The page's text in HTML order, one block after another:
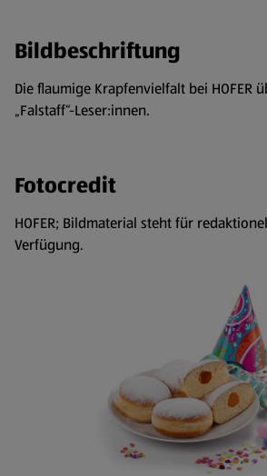
Bildbeschriftung
Die flaumige Krapfenvielfalt bei HOFER
„Falstaff“-Leser:innen.
Fotocredit
HOFER; Bildmaterial steht für
Verfügung.